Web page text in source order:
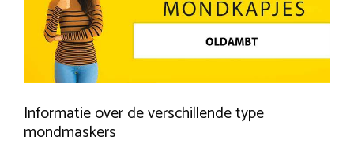
Informatie over de verschillende type
mondmaskers